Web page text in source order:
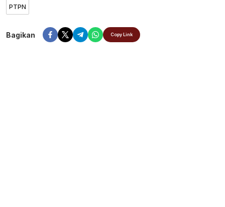
PTPN
Bagikan Copy Link